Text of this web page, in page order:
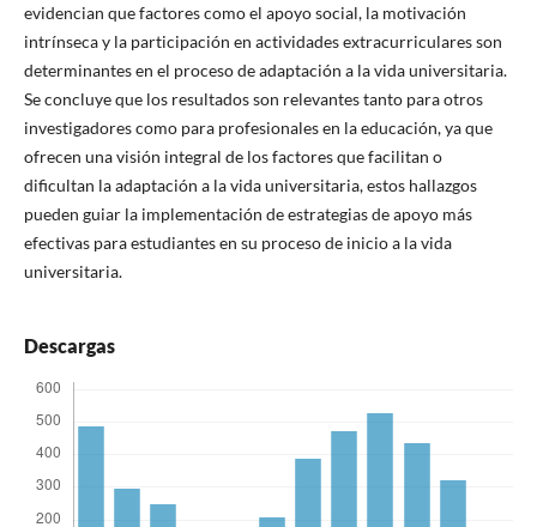
evidencian que factores como el apoyo social, la motivación
intrínseca y la participación en actividades extracurriculares son
determinantes en el proceso de adaptación a la vida universitaria.
Se concluye que los resultados son relevantes tanto para otros
investigadores como para profesionales en la educación, ya que
ofrecen una visión integral de los factores que facilitan o
dificultan la adaptación a la vida universitaria, estos hallazgos
pueden guiar la implementación de estrategias de apoyo más
efectivas para estudiantes en su proceso de inicio a la vida
universitaria.
Descargas